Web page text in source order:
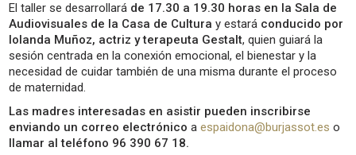
El taller se desarrollará de 17.30 a 19.30 horas en la Sala de
Audiovisuales de la Casa de Cultura y estará conducido por
Iolanda Muñoz, actriz y terapeuta Gestalt, quien guiará la
sesión centrada en la conexión emocional, el bienestar y la
necesidad de cuidar también de una misma durante el proceso
de maternidad.
Las madres interesadas en asistir pueden inscribirse
enviando un correo electrónico aespaidona@burjassot.es o
llamar al teléfono 96 390 67 18.